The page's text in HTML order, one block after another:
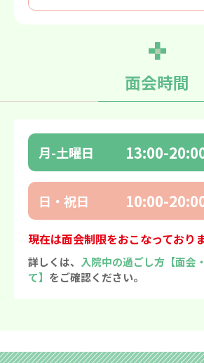
面会時間
月-土曜日 13:00-
日・祝日 10:00-
現在は面会制限をおこなっておりま
詳しくは、 入院中の過ごし方【面会
て】 をご確認ください。